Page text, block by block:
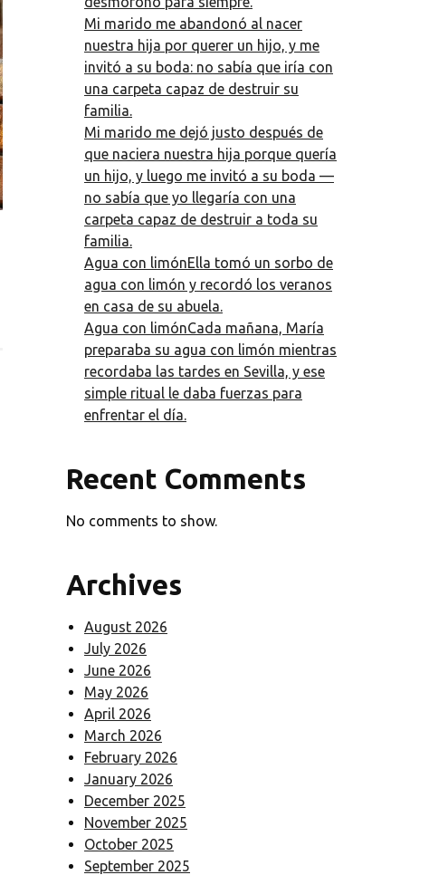
Mi marido me abandonó al nacer
nuestra hija por querer un hijo, y me
invitó a su boda: no sabía que iría con
una carpeta capaz de destruir su
familia.
Mi marido me dejó justo después de
que naciera nuestra hija porque quería
un hijo, y luego me invitó a su boda —
no sabía que yo llegaría con una
carpeta capaz de destruir a toda su
familia.
Agua con limónElla tomó un sorbo de
agua con limón y recordó los veranos
en casa de su abuela.
Agua con limónCada mañana, María
preparaba su agua con limón mientras
recordaba las tardes en Sevilla, y ese
simple ritual le daba fuerzas para
enfrentar el día.
Recent Comments
No comments to show.
Archives
August 2026
July 2026
June 2026
May 2026
April 2026
March 2026
February 2026
January 2026
December 2025
November 2025
October 2025
September 2025